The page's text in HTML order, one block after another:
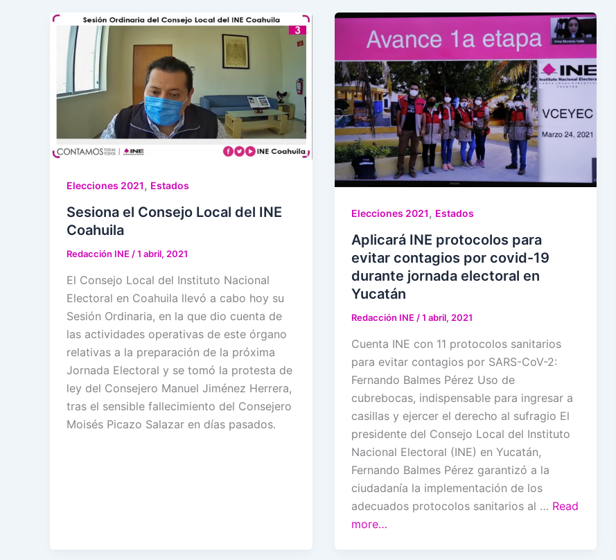
Elecciones 2021, Estados
Sesiona el Consejo Local del INE
Coahuila
Redacción INE /1 abril, 2021
El Consejo Local del Instituto Nacional
Electoral en Coahuila llevó a cabo hoy su
Sesión Ordinaria, en la que dio cuenta de
las actividades operativas de este órgano
relativas a la preparación de la próxima
Jornada Electoral y se tomó la protesta de
ley del Consejero Manuel Jiménez Herrera,
tras el sensible fallecimiento del Consejero
Moisés Picazo Salazar en días pasados.
Elecciones 2021, Estados
Aplicará INE protocolos para
evitar contagios por covid-19
durante jornada electoral en
Yucatán
Redacción INE /1 abril, 2021
Cuenta INE con 11 protocolos sanitarios
para evitar contagios por SARS-CoV-2:
Fernando Balmes Pérez Uso de
cubrebocas, indispensable para ingresar a
casillas y ejercer el derecho al sufragio El
presidente del Consejo Local del Instituto
Nacional Electoral (INE) en Yucatán,
Fernando Balmes Pérez garantizó a la
ciudadanía la implementación de los
adecuados protocolos sanitarios al … Read
more…